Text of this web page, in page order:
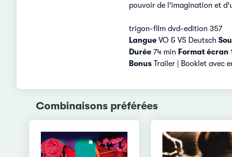
pouvoir de l'imagination et
trigon-film dvd-edition 357
LangueVO & VS Deutsch
Durée74 min Format écran
BonusTrailer | Booklet avec
Combinaisons préférées